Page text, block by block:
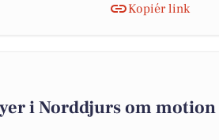
Kopiér link
i Norddjurs om motion